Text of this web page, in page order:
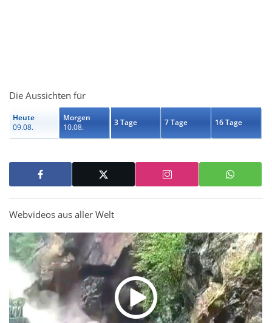
Die Aussichten für
Heute
09.08.
Morgen
10.08.
3 Tage 7 Tage 16 Tage
Webvideos aus aller Welt